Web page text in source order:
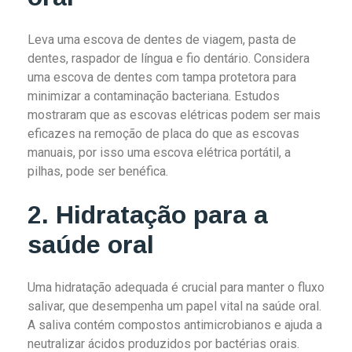
Leva uma escova de dentes de viagem, pasta de
dentes, raspador de língua e fio dentário. Considera
uma escova de dentes com tampa protetora para
minimizar a contaminação bacteriana. Estudos
mostraram que as escovas elétricas podem ser mais
eficazes na remoção de placa do que as escovas
manuais, por isso uma escova elétrica portátil, a
pilhas, pode ser benéfica.
2. Hidratação para a
saúde oral
Uma hidratação adequada é crucial para manter o fluxo
salivar, que desempenha um papel vital na saúde oral.
A saliva contém compostos antimicrobianos e ajuda a
neutralizar ácidos produzidos por bactérias orais.